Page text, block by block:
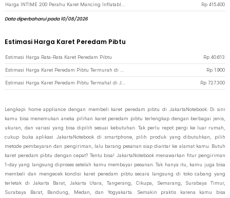
Rp 415.400
Data diperbaharui pada 10/08/2026
Estimasi Harga Karet Peredam Pibtu
Estimasi Harga Rata-Rata Karet Peredam Pibtu Rp 40.613
Rp 1.900
Rp 727.300
Lengkapi home appliance dengan membeli karet peredam pibtu di JakartaNotebook. Di sini
kamu bisa menemukan aneka pilihan karet peredam pibtu terlengkap dengan berbagai jenis,
ukuran, dan variasi yang bisa dipilih sesuai kebutuhan. Tak perlu repot pergi ke luar rumah,
cukup buka aplikasi JakartaNotebook di smartphone, pilih produk yang dibutuhkan, pilih
metode pembayaran dan pengiriman, lalu barang pesanan siap diantar ke alamat kamu. Butuh
karet peredam pibtu dengan cepat? Tentu bisa! JakartaNotebook menawarkan fitur pengiriman
1-day yang langsung diproses setelah kamu membayar pesanan. Tak hanya itu, kamu juga bisa
membeli dan mengecek kondisi karet peredam pibtu secara langsung di toko cabang yang
terletak di Jakarta Barat, Jakarta Utara, Tangerang, Cikupa, Semarang, Surabaya Timur,
Surabaya Barat, Bandung, Medan, dan Yogyakarta. Semakin praktis karena kamu bisa